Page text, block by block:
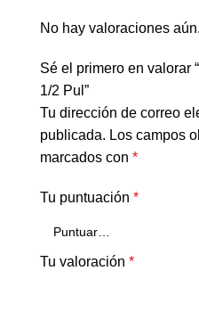
No hay valoraciones aún.
Sé el primero en valorar
1/2 Pul”
Tu dirección de correo
publicada. Los campos
marcados con *
Tu puntuación *
Tu valoración *